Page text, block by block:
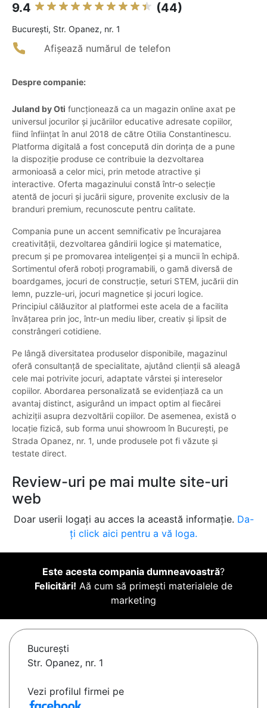
9.4 (44)
Bucureşti, Str. Opanez, nr. 1
Afișează numărul de telefon
Despre companie:
Juland by Oti funcționează ca un magazin online axat pe
universul jocurilor și jucăriilor educative adresate copiilor,
fiind înființat în anul 2018 de către Otilia Constantinescu.
Platforma digitală a fost concepută din dorința de a pune
la dispoziție produse ce contribuie la dezvoltarea
armonioasă a celor mici, prin metode atractive și
interactive. Oferta magazinului constă într-o selecție
atentă de jocuri și jucării sigure, provenite exclusiv de la
branduri premium, recunoscute pentru calitate.
Compania pune un accent semnificativ pe încurajarea
creativității, dezvoltarea gândirii logice și matematice,
precum și pe promovarea inteligenței și a muncii în echipă.
Sortimentul oferă roboți programabili, o gamă diversă de
boardgames, jocuri de construcție, seturi STEM, jucării din
lemn, puzzle-uri, jocuri magnetice și jocuri logice.
Principiul călăuzitor al platformei este acela de a facilita
învățarea prin joc, într-un mediu liber, creativ și lipsit de
constrângeri cotidiene.
Pe lângă diversitatea produselor disponibile, magazinul
oferă consultanță de specialitate, ajutând clienții să aleagă
cele mai potrivite jocuri, adaptate vârstei și intereselor
copiilor. Abordarea personalizată se evidențiază ca un
avantaj distinct, asigurând un impact optim al fiecărei
achiziții asupra dezvoltării copiilor. De asemenea, există o
locație fizică, sub forma unui showroom în București, pe
Strada Opanez, nr. 1, unde produsele pot fi văzute și
testate direct.
Review-uri pe mai multe site-uri
web
Doar userii logați au acces la această informație. Da-
ți click aici pentru a vă loga.
Este acesta compania dumneavoastră?
Felicitări! Aă cum să primești materialele de
marketing
Bucureşti
Str. Opanez, nr. 1
Vezi profilul firmei pe